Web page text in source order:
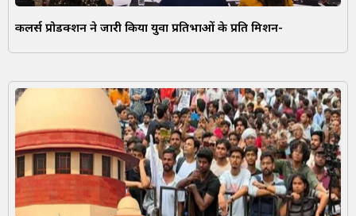
कलर्स प्रोडक्शन ने जारी किया युवा प्रतिभाओं के प्रति मिशन-